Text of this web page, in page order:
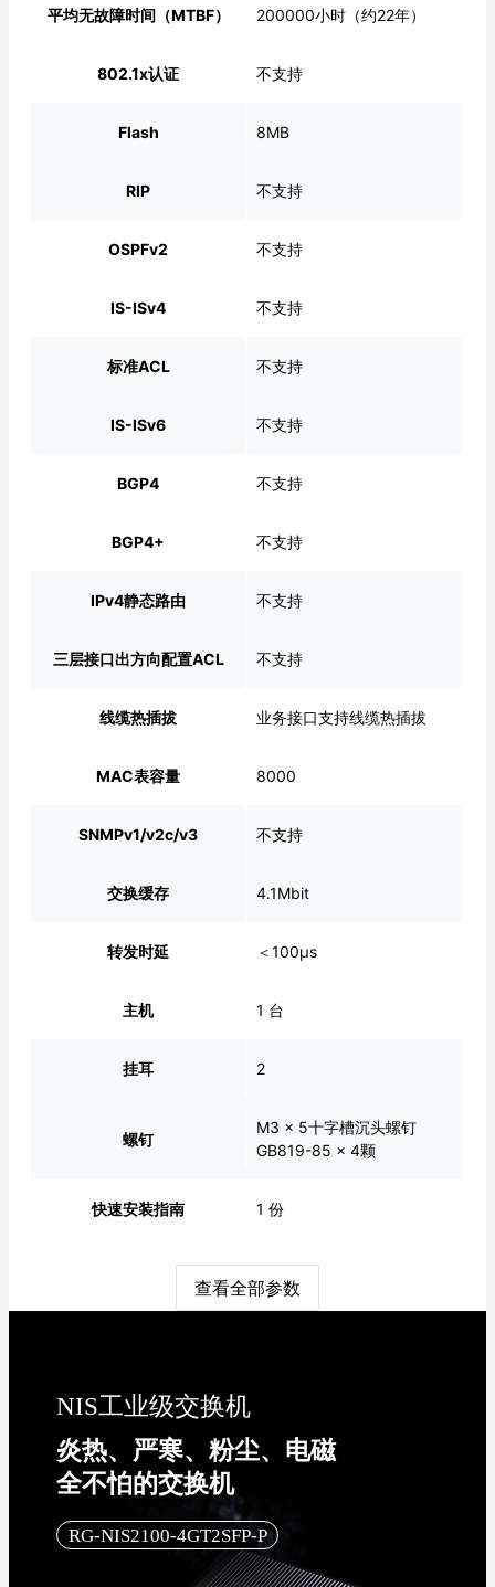
平均无故障时间（MTBF） 200000小时（约22年）
802.1x认证 不支持
Flash 8MB
RIP 不支持
OSPFv2 不支持
IS-ISv4 不支持
标准ACL 不支持
IS-ISv6 不支持
BGP4 不支持
BGP4+ 不支持
IPv4静态路由 不支持
三层接口出方向配置ACL 不支持
线缆热插拔 业务接口支持线缆热插拔
MAC表容量 8000
SNMPv1/v2c/v3 不支持
交换缓存 4.1Mbit
转发时延 ＜100μs
主机 1 台
挂耳 2
螺钉
M3 x 5十字槽沉头螺钉
GB819-85 x 4颗
快速安装指南 1 份
查看全部参数
NIS工业级交换机
炎热、严寒、粉尘、电磁
全不怕的交换机
RG-NIS2100-4GT2SFP-P